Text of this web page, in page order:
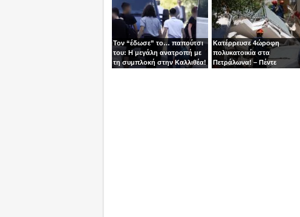
χειριστής
Τον “έδωσε” το… παπούτσι
του: Η μεγάλη ανατροπή με
τη συμπλοκή στην Καλλιθέα!
Κατέρρευσε 4ώροφη
πολυκατοικία στα
Πετράλωνα! – Πέντε